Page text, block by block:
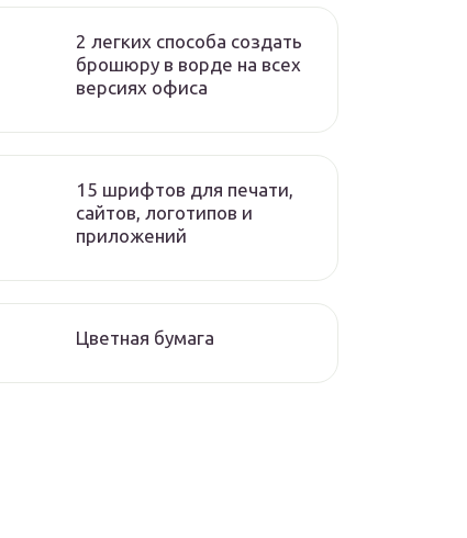
2 легких способа создать
брошюру в ворде на всех
версиях офиса
15 шрифтов для печати,
сайтов, логотипов и
приложений
Цветная бумага